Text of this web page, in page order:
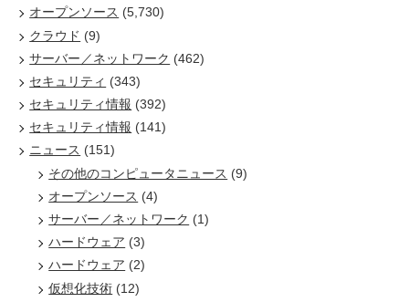
オープンソース (5,730)
クラウド (9)
サーバー／ネットワーク (462)
セキュリティ (343)
セキュリティ情報 (392)
セキュリティ情報 (141)
ニュース (151)
その他のコンピュータニュース (9)
オープンソース (4)
サーバー／ネットワーク (1)
ハードウェア (3)
ハードウェア (2)
仮想化技術 (12)